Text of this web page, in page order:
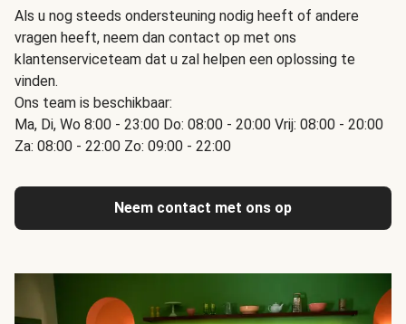
Als u nog steeds ondersteuning nodig heeft of andere
vragen heeft, neem dan contact op met ons
klantenserviceteam dat u zal helpen een oplossing te
vinden.
Ons team is beschikbaar:
Ma, Di, Wo 8:00 - 23:00 Do: 08:00 - 20:00 Vrij: 08:00 - 20:00
Za: 08:00 - 22:00 Zo: 09:00 - 22:00
Neem contact met ons op